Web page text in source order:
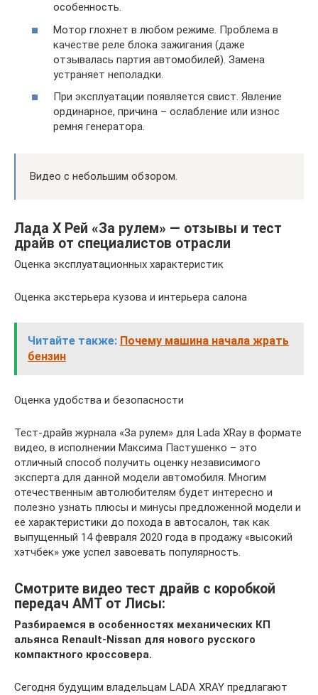
особенность.
Мотор глохнет в любом режиме. Проблема в
качестве реле блока зажигания (даже
отзывалась партия автомобилей). Замена
устраняет неполадки.
При эксплуатации появляется свист. Явление
ординарное, причина – ослабление или износ
ремня генератора.
Видео с небольшим обзором.
Лада Х Рей «За рулем» — отзывы и тест
драйв от специалистов отрасли
Оценка эксплуатационных характеристик
Оценка экстерьера кузова и интерьера салона
Читайте также: Почему машина начала жрать
бензин
Оценка удобства и безопасности
Тест-драйв журнала «За рулем» для Lada XRay в формате
видео, в исполнении Максима Пастушенко – это
отличный способ получить оценку независимого
эксперта для данной модели автомобиля. Многим
отечественным автолюбителям будет интересно и
полезно узнать плюсы и минусы предложенной модели и
ее характеристики до похода в автосалон, так как
выпущенный 14 февраля 2020 года в продажу «высокий
хэтчбек» уже успел завоевать популярность.
Смотрите видео тест драйв с коробкой
передач АМТ от Лисы:
Разбираемся в особенностях механических КП
альянса Renault-Nissan для нового русского
компактного кроссовера.
Сегодня будущим владельцам LADA XRAY предлагают